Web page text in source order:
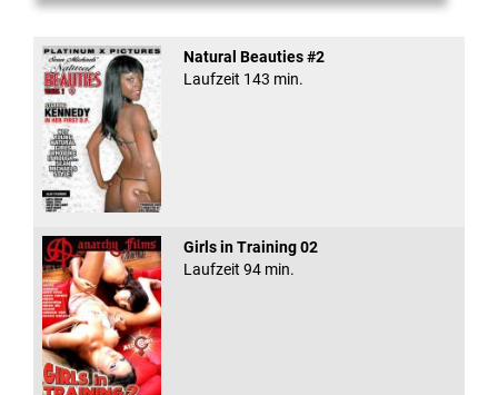
Internal Explosionen
Natural Beauties #2
Laufzeit 143 min.
Girls in Training 02
Laufzeit 94 min.